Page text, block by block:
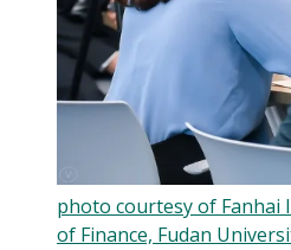
photo courtesy of Fanhai
of Finance, Fudan